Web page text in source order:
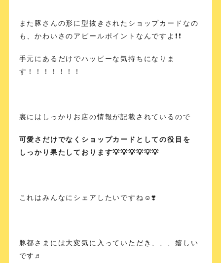
また豚さんの形に型抜きされたショップカードなの
も、かわいさのアピールポイントなんですよ❗️❗️
手元にあるだけでハッピーな気持ちになりま
す！！！！！！！
裏にはしっかりお店の情報が記載されているので
可愛さだけでなくショップカードとしての役目を
しっかり果たしております💡💡💡💡💡💡
これはみんなにシェアしたいですね☺️❣️
豚都さまには大変気に入っていただき、、、嬉しい
です♬